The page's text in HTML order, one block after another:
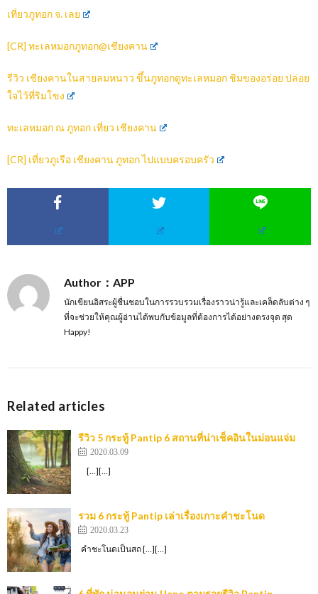
เที่ยวภูทอก จ. เลย
[CR] ทะเลหมอกภูทอก@เชียงคาน
รีวิว เชียงคานในสายลมหนาว ขึ้นภูทอกดูทะเลหมอก ชิมของอร่อย ปล่อย
ใจไว้ที่ริมโขง
ทะเลหมอก ณ ภูทอก เที่ยว เชียงคาน
[CR] เที่ยวภูเรือ เชียงคาน ภูทอก ไปแบบครอบครัว
Author：APP
นักเขียนอิสระผู้ชื่นชอบในการรวบรวมเรื่องราวน่ารู้และเคล็ดลับต่าง ๆ
ที่จะช่วยให้คุณผู้อ่านได้พบกับข้อมูลที่ต้องการได้อย่างตรงจุด สุด
Happy!
Related articles
รีวิว 5 กระทู้ Pantip 6 สถานที่น่าเช็คอินในม่อนแจ่ม
2020.03.09
[…][…]
รวม 6 กระทู้ Pantip เล่าเรื่องเกาะคําชะโนด
2020.03.23
คำชะโนดเป็นสถ […][…]